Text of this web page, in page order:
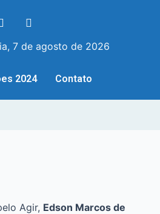
7 de agosto de 2026
2024 Contato
Agir, Edson Marcos de